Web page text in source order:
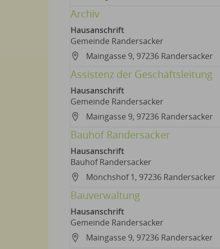
Archiv
Hausanschrift
Gemeinde Randersacker
Maingasse 9, 97236 Randersacker
Assistenz der Geschäftsleitung
Hausanschrift
Gemeinde Randersacker
Maingasse 9, 97236 Randersacker
Bauhof Randersacker
Hausanschrift
Bauhof Randersacker
Mönchshof 1, 97236 Randersacker
Bauverwaltung
Hausanschrift
Gemeinde Randersacker
Maingasse 9, 97236 Randersacker